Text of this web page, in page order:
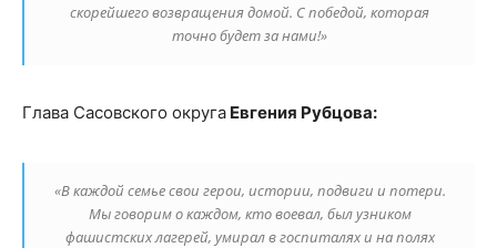
скорейшего возвращения домой. С победой, которая
точно будет за нами!»
Глава Сасовского округа Евгения Рубцова:
«В каждой семье свои герои, истории, подвиги и потери.
Мы говорим о каждом, кто воевал, был узником
фашистских лагерей, умирал в госпиталях и на полях